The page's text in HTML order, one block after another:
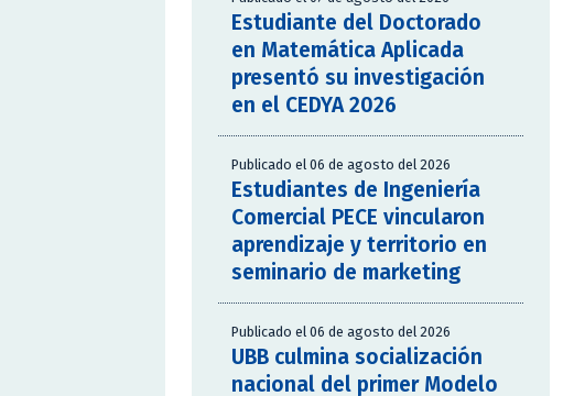
Estudiante del Doctorado
en Matemática Aplicada
presentó su investigación
en el CEDYA 2026
Publicado el 06 de agosto del 2026
Estudiantes de Ingeniería
Comercial PECE vincularon
aprendizaje y territorio en
seminario de marketing
Publicado el 06 de agosto del 2026
UBB culmina socialización
nacional del primer Modelo